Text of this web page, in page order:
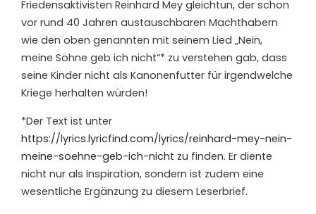
Friedensaktivisten Reinhard Mey gleichtun, der schon
vor rund 40 Jahren austauschbaren Machthabern
wie den oben genannten mit seinem Lied „Nein,
meine Söhne geb ich nicht“* zu verstehen gab, dass
seine Kinder nicht als Kanonenfutter für irgendwelche
Kriege herhalten würden!
*Der Text ist unter
https://lyrics.lyricfind.com/lyrics/reinhard-mey-nein-
meine-soehne-geb-ich-nicht zu finden. Er diente
nicht nur als Inspiration, sondern ist zudem eine
wesentliche Ergänzung zu diesem Leserbrief.